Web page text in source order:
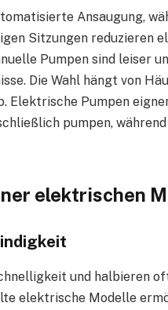
Ansaugung,
Sitzungen reduzieren
Pumpen sind leiser
Die Wahl hängt von
Elektrische Pumpen
pumpen,
elektrischen
und halbieren
elektrische Modelle